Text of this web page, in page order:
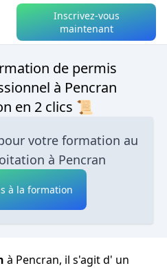
Inscrivez-vous
maintenant
de permis
à Pencran
en 2 clics 📜
votre formation au
à Pencran
à la formation
à Pencran, il s'agit d' un